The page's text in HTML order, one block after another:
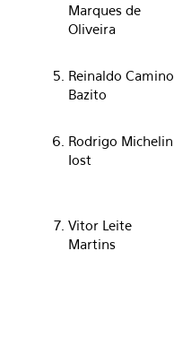
Marques de
Oliveira
Reinaldo Camino
Bazito
Rodrigo Michelin
Iost
Vitor Leite
Martins